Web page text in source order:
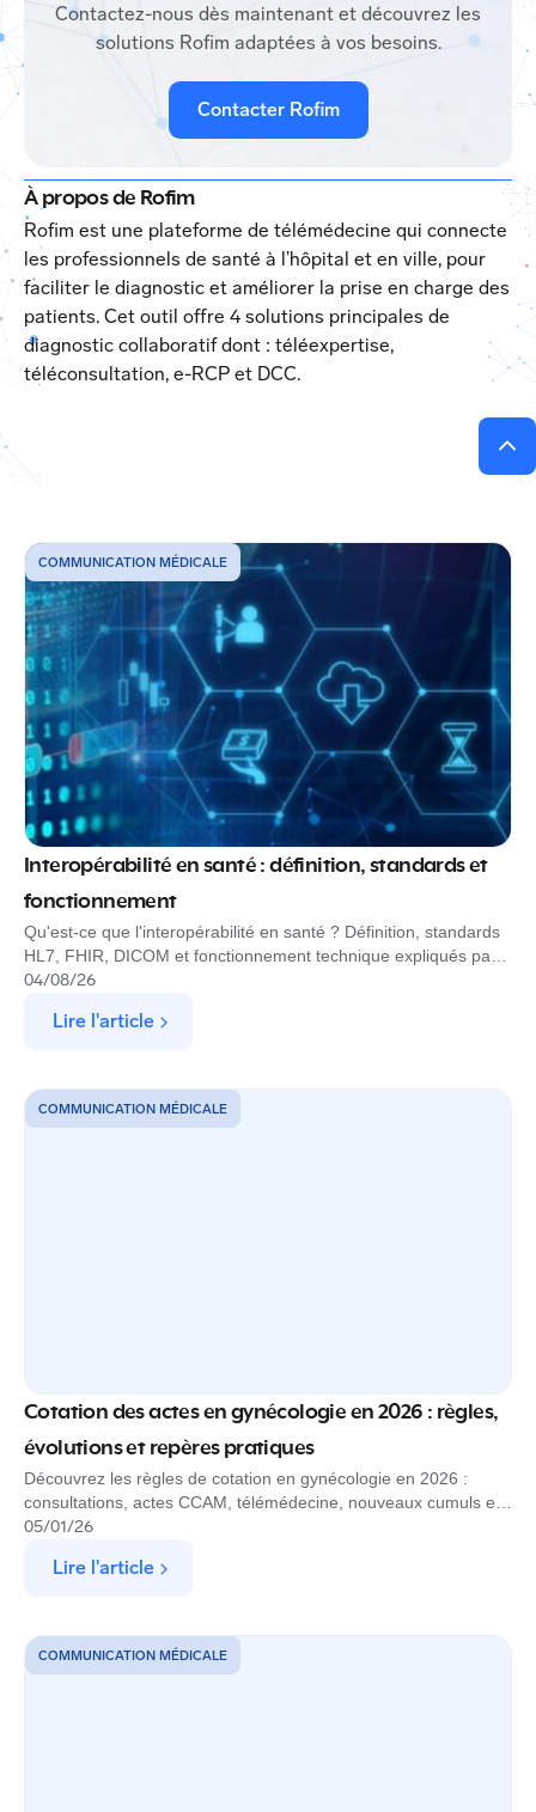
Contactez-nous dès maintenant et découvrez les
solutions Rofim adaptées à vos besoins.
Contacter Rofim
À propos de Rofim
Rofim est une plateforme de télémédecine qui connecte
les professionnels de santé à l’hôpital et en ville, pour
faciliter le diagnostic et améliorer la prise en charge des
patients. Cet outil offre 4 solutions principales de
diagnostic collaboratif dont : téléexpertise,
téléconsultation, e-RCP et DCC.
COMMUNICATION MÉDICALE
Interopérabilité en santé : définition, standards et
fonctionnement
Qu'est-ce que l'interopérabilité en santé ? Définition, standards
HL7, FHIR, DICOM et fonctionnement technique expliqués par
notre ingénieur interopérabilité Rofim
04/08/26
Lire l'article
COMMUNICATION MÉDICALE
Cotation des actes en gynécologie en 2026 : règles,
évolutions et repères pratiques
Découvrez les règles de cotation en gynécologie en 2026 :
consultations, actes CCAM, télémédecine, nouveaux cumuls et
revalorisations.
05/01/26
Lire l'article
COMMUNICATION MÉDICALE